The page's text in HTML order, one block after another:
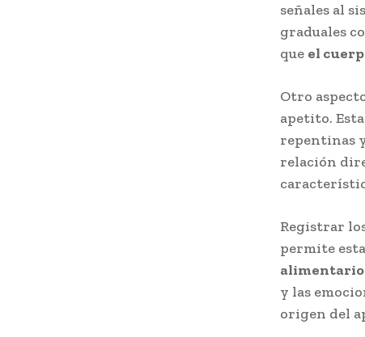
señales al
graduales
que el
Otro
apetito.
repentinas
relación
Registrar
permite
alimentario
y las
origen del